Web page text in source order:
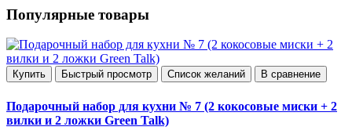
Популярные товары
Купить Быстрый просмотр Список желаний В сравнение
Подарочный набор для кухни № 7 (2 кокосовые миски + 2
вилки и 2 ложки Green Talk)